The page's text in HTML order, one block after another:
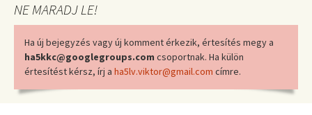
NE MARADJ LE!
Ha új bejegyzés vagy új komment érkezik, értesítés megy a
ha5kkc@googlegroups.com csoportnak. Ha külön
értesítést kérsz, írj a ha5lv.viktor@gmail.com címre.